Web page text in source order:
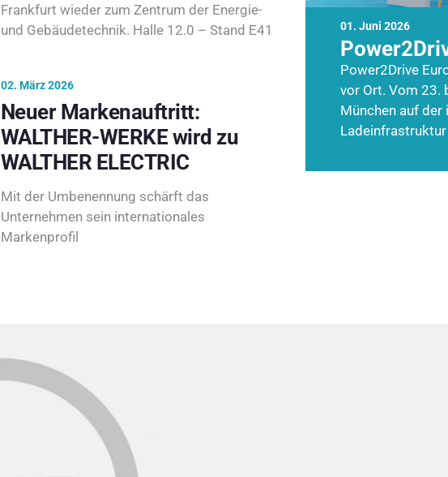
01. Juni 2026
Power2Drive
vor Ort. Vom 23.
München auf
Frankfurt wieder zum Zentrum der Energie-
und Gebäudetechnik. Halle 12.0 – Stand E41
02. März 2026
Neuer Markenauftritt:
WALTHER-WERKE wird zu
WALTHER ELECTRIC
Mit der Umbenennung schärft das
Unternehmen sein internationales
Markenprofil